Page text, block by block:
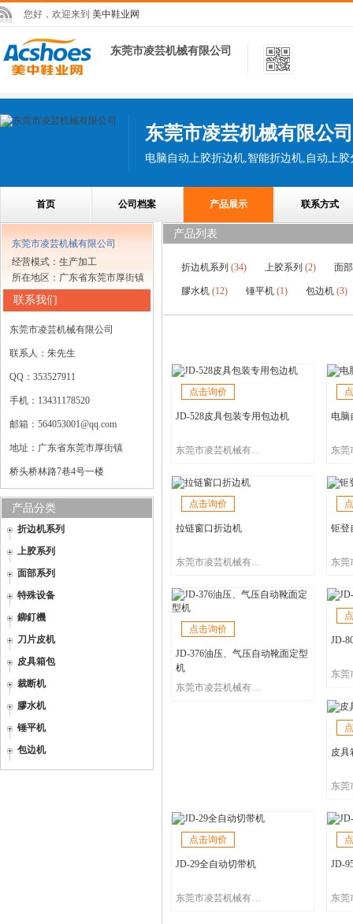
您好，欢迎来到 美中鞋业网
东莞市凌芸机械有限公司
东莞市凌芸机械有限公司
首页 公司档案 产品展示 联系方式
东莞市凌芸机械有限公司
经营模式：生产加工
所在地区：广东省东莞市厚街镇
联系我们
东莞市凌芸机械有限公司
联系人：朱先生
QQ：353527911
手机：13431178520
邮箱：564053001@qq.com
地址：广东省东莞市厚街镇
桥头桥林路7巷4号一楼
产品分类
折边机系列
上胶系列
面部系列
特殊设备
鉚釘機
刀片皮机
皮具箱包
裁断机
膠水机
锤平机
包边机
产品列表
折边机系列 (34) 上胶系列 (2) 面
膠水机 (12) 锤平机 (1) 包边机 (3)
点击询价
JD-528皮具包装专用包边机
东莞市凌芸机械有限公司
电脑
点击询价
拉链窗口折边机
东莞市凌芸机械有限公司
钜登
点击询价
JD-376油压、气压自动靴面定型
机
东莞市凌芸机械有限公司
JD-
皮具
点击询价
JD-29全自动切带机
东莞市凌芸机械有限公司
JD-